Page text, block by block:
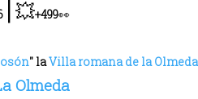
💥+499👀
" laVilla romana de la Olmeda
Olmeda